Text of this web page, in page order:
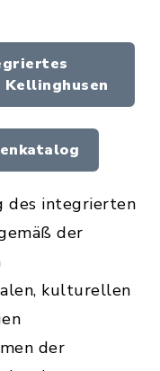
des integrierten
der
kulturellen
der